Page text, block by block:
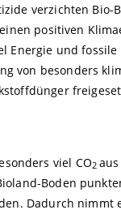
verzichten Bio-
positiven
und fossile
von besonders
viel CO2
Boden
Dadurch nimmt